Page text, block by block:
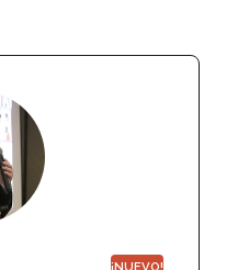
¡NUEVO!